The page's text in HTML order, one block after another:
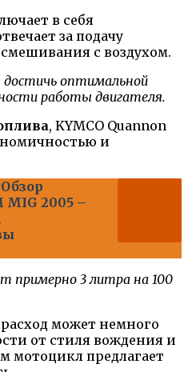
в себя
за подачу
с воздухом.
достичь оптимальной
работы двигателя.
, KYMCO Quannon
и
Обзор
MIG 2005 –
примерно 3 литра на 100
может немного
от стиля вождения и
мотоцикл предлагает